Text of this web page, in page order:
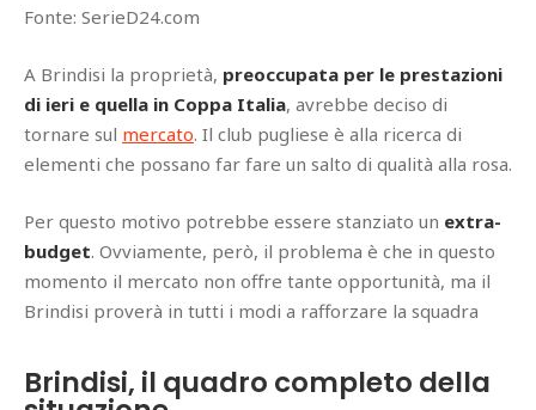
Fonte: SerieD24.com
A Brindisi la proprietà, preoccupata per le prestazioni
di ieri e quella in Coppa Italia, avrebbe deciso di
tornare sul mercato. Il club pugliese è alla ricerca di
elementi che possano far fare un salto di qualità alla rosa.
Per questo motivo potrebbe essere stanziato un extra-
budget. Ovviamente, però, il problema è che in questo
momento il mercato non offre tante opportunità, ma il
Brindisi proverà in tutti i modi a rafforzare la squadra
Brindisi, il quadro completo della